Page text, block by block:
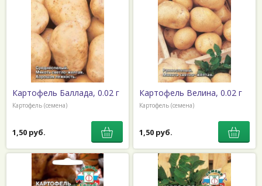
Картофель Баллада, 0.02 г
Картофель (семена)
1,50 руб.
Картофель Велина, 0.02 г
Картофель (семена)
1,50 руб.